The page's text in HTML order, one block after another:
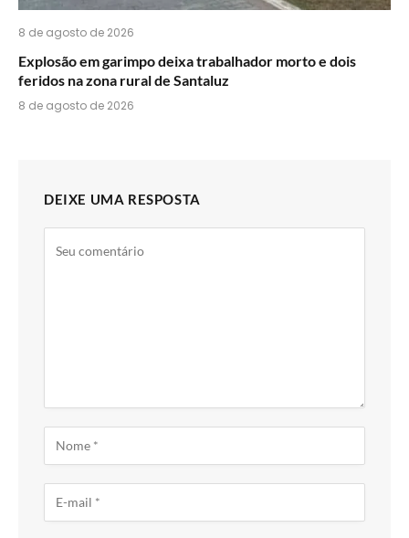
8 de agosto de 2026
Explosão em garimpo deixa trabalhador morto e dois
feridos na zona rural de Santaluz
8 de agosto de 2026
DEIXE UMA RESPOSTA